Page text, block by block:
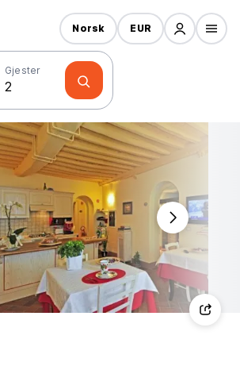
Gjester
Norsk EUR